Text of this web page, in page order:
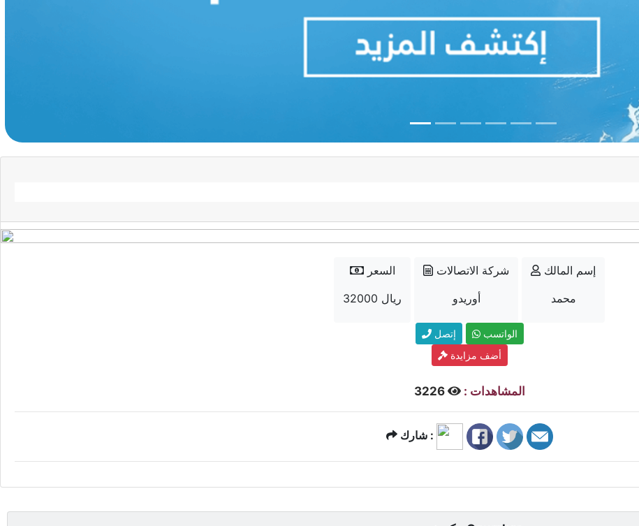
السعر
32000 ريال
شركة الاتصالات
أوريدو
إسم المالك
محمد
إتصل
الواتسب
أضف مزايدة
المشاهدات : 3226
شارك :